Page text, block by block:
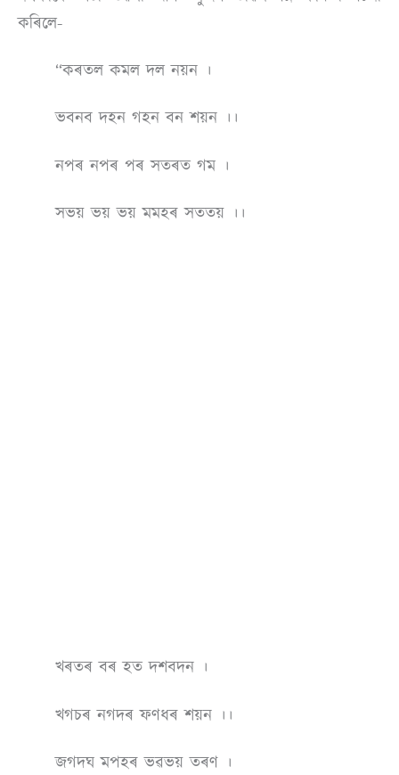
কৰিলে-
“কৰতল কমল দল নয়ন ।
ভবনব দহন গহন বন শয়ন ।।
নপৰ নপৰ পৰ সতৰত গম ।
সভয় ভয় ভয় মমহৰ সততয় ।।
খৰতৰ বৰ হত দশবদন ।
খগচৰ নগদৰ ফণধৰ শয়ন ।।
জগদঘ মপহৰ ভৱভয় তৰণ ।